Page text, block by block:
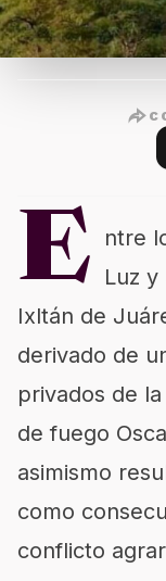
E
ntre
Luz
Ixltán de
derivado de
privados de
de fuego
asimismo
como
conflicto